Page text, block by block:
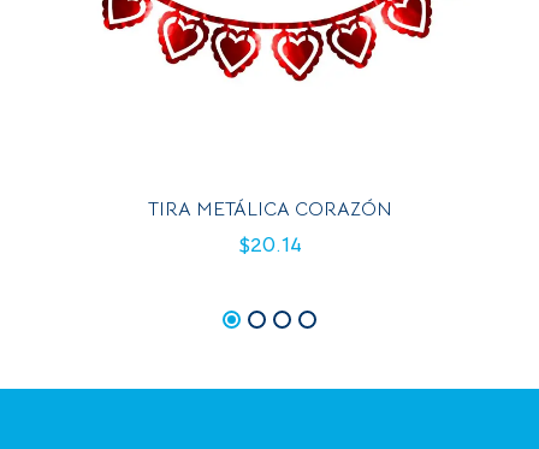
TIRA METÁLICA CORAZÓN
$20.14